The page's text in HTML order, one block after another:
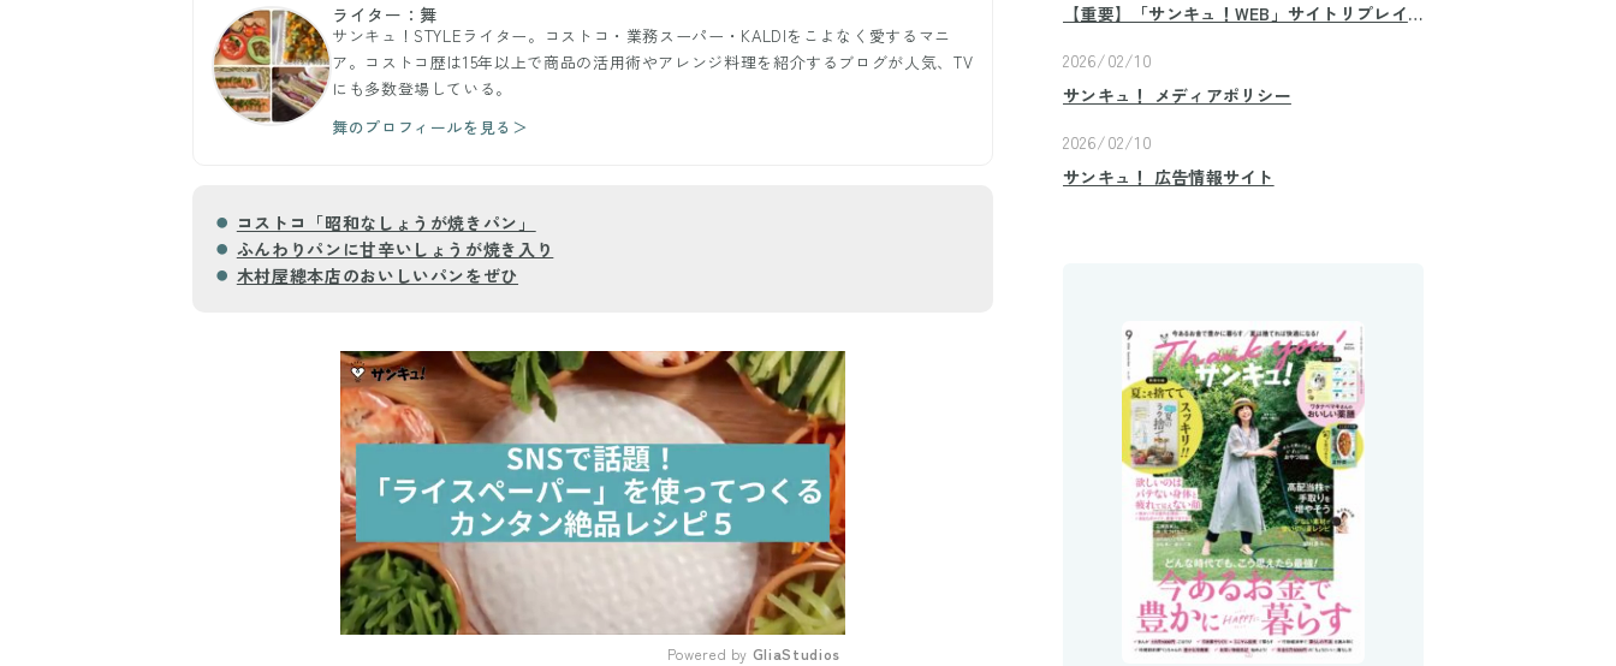
ライター：舞
サンキュ！STYLEライター。コストコ・業務スーパー・KALDIをこよなく愛するマニ
ア。コストコ歴は15年以上で商品の活用術やアレンジ料理を紹介するブログが人気、TV
にも多数登場している。
舞のプロフィールを見る＞
コストコ「昭和なしょうが焼きパン」
ふんわりパンに甘辛いしょうが焼き入り
木村屋總本店のおいしいパンをぜひ
Powered by GliaStudios
【重要】「サンキュ！WEB」サイトリプレイ
2026/02/10
サンキュ！ メディアポリシー
2026/02/10
サンキュ！ 広告情報サイト